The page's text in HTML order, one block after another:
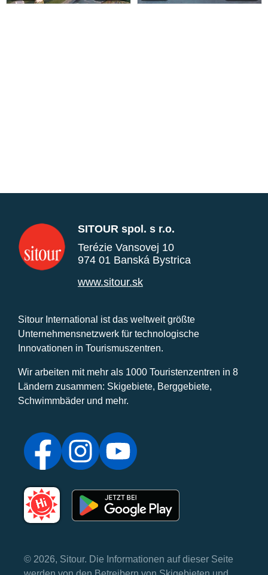
SITOUR spol. s r.o.
Terézie Vansovej 10
974 01 Banská Bystrica
www.sitour.sk
Sitour International ist das weltweit größte
Unternehmensnetzwerk für technologische
Innovationen in Tourismuszentren.
Wir arbeiten mit mehr als 1000 Touristenzentren in 8
Ländern zusammen: Skigebiete, Berggebiete,
Schwimmbäder und mehr.
© 2026, Sitour. Die Informationen auf dieser Seite